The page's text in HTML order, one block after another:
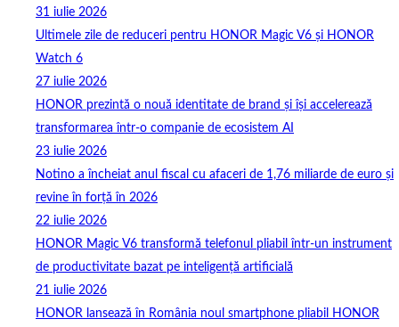
31 iulie 2026
Ultimele zile de reduceri pentru HONOR Magic V6 și HONOR
Watch 6
27 iulie 2026
HONOR prezintă o nouă identitate de brand și își accelerează
transformarea într-o companie de ecosistem AI
23 iulie 2026
Notino a încheiat anul fiscal cu afaceri de 1,76 miliarde de euro și
revine în forță în 2026
22 iulie 2026
HONOR Magic V6 transformă telefonul pliabil într-un instrument
de productivitate bazat pe inteligență artificială
21 iulie 2026
HONOR lansează în România noul smartphone pliabil HONOR